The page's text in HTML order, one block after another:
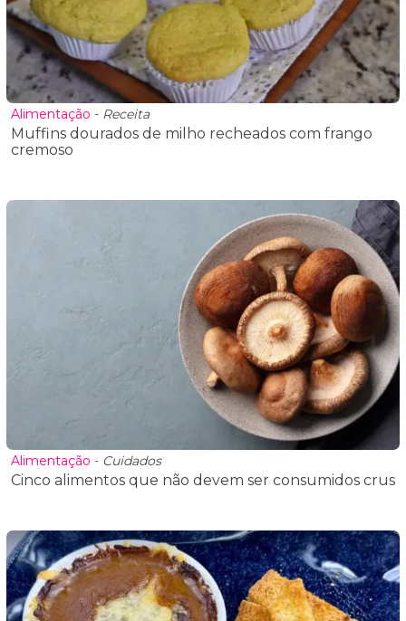
Alimentação - Receita
Muffins dourados de milho recheados com frango
cremoso
Alimentação - Cuidados
Cinco alimentos que não devem ser consumidos crus